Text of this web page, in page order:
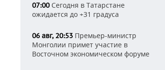
07:00Сегодня в Татарстане
ожидается до +31 градуса
06 авг, 20:53 Премьер-министр
Монголии примет участие в
Восточном экономическом форуме